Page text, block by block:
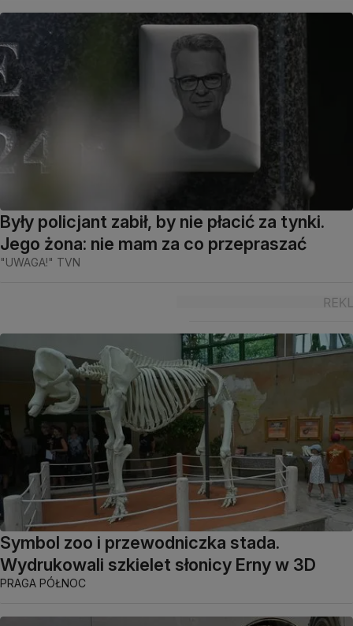
Były policjant zabił, by nie płacić za tynki.
Jego żona: nie mam za co przepraszać
"UWAGA!" TVN
Symbol zoo i przewodniczka stada.
Wydrukowali szkielet słonicy Erny w 3D
PRAGA PÓŁNOC